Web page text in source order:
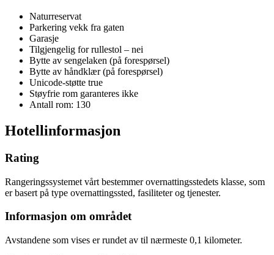
Naturreservat
Parkering vekk fra gaten
Garasje
Tilgjengelig for rullestol – nei
Bytte av sengelaken (på forespørsel)
Bytte av håndklær (på forespørsel)
Unicode-støtte true
Støyfrie rom garanteres ikke
Antall rom: 130
Hotellinformasjon
Rating
Rangeringssystemet vårt bestemmer overnattingsstedets klasse, som
er basert på type overnattingssted, fasiliteter og tjenester.
Informasjon om området
Avstandene som vises er rundet av til nærmeste 0,1 kilometer.